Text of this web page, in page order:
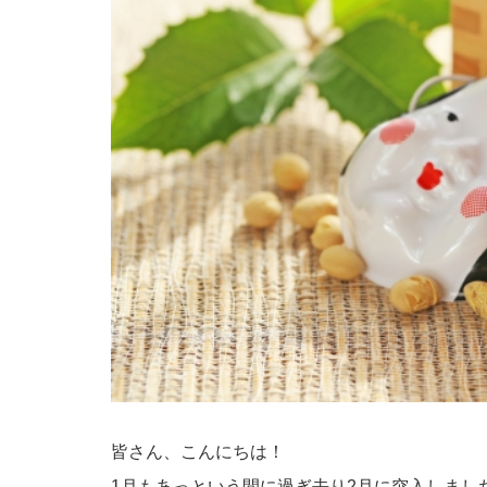
皆さん、こんにちは！